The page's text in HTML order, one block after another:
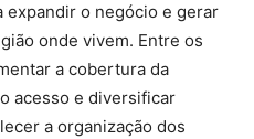
o negócio e gerar
onde vivem. Entre os
a cobertura da
acesso e diversificar
a organização dos